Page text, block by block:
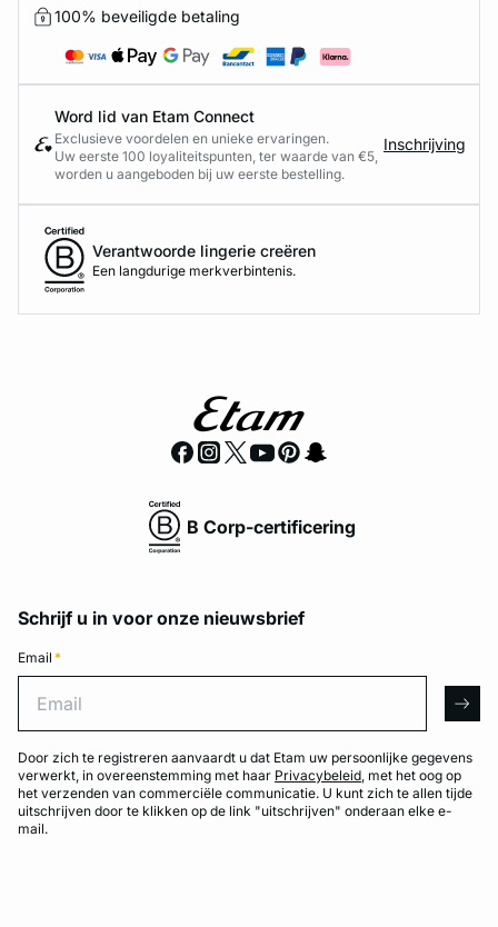
100% beveiligde betaling
Word lid van Etam Connect
Exclusieve voordelen en unieke ervaringen.
Uw eerste 100 loyaliteitspunten, ter waarde van €5,
worden u aangeboden bij uw eerste bestelling.
Inschrijving
Verantwoorde lingerie creëren
Een langdurige merkverbintenis.
B Corp-certificering
Schrijf u in voor onze nieuwsbrief
Email *
Door zich te registreren aanvaardt u dat Etam uw persoonlijke gegevens
verwerkt, in overeenstemming met haar Privacybeleid, met het oog op
het verzenden van commerciële communicatie. U kunt zich te allen tijde
uitschrijven door te klikken op de link "uitschrijven" onderaan elke e-
mail.